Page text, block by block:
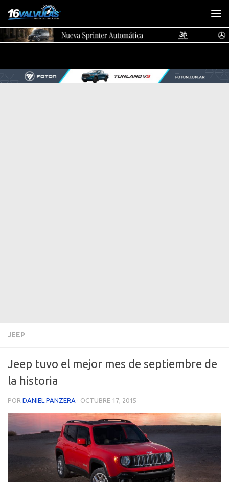
Saltar al contenido
JEEP
Jeep tuvo el mejor mes de septiembre de
la historia
POR DANIEL PANZERA · OCTUBRE 17, 2015